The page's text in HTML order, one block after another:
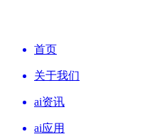
首页
关于我们
ai资讯
ai应用